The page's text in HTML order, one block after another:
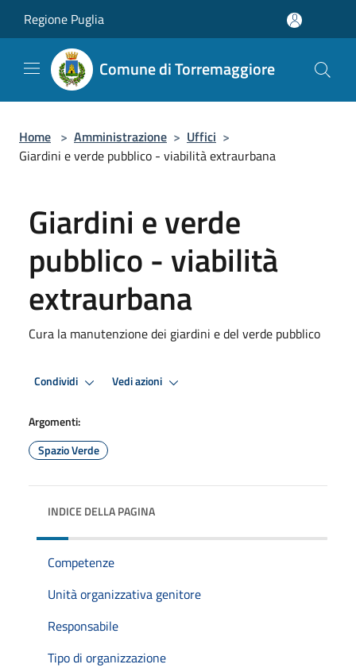
Regione Puglia
Comune di Torremaggiore
Home > Amministrazione > Uffici >
Giardini e verde pubblico - viabilità extraurbana
Giardini e verde
pubblico - viabilità
extraurbana
Cura la manutenzione dei giardini e del verde pubblico
Condividi Premi Invio per attivare. apre menu
Vedi azioni
Argomenti:
Spazio Verde
INDICE DELLA PAGINA
Competenze
Unità organizzativa genitore
Responsabile
Tipo di organizzazione